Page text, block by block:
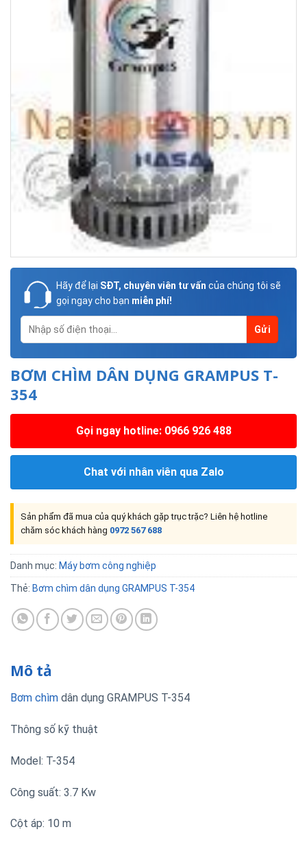
Hãy để lại SĐT, chuyên viên tư vấn của chúng tôi sẽ
gọi ngay cho bạn miễn phí!
BƠM CHÌM DÂN DỤNG GRAMPUS T-
354
Gọi ngay hotline: 0966 926 488
Chat với nhân viên qua Zalo
Sản phẩm đã mua của quý khách gặp trục trặc? Liên hệ hotline
chăm sóc khách hàng 0972 567 688
Danh mục: Máy bơm công nghiệp
Thẻ: Bơm chìm dân dụng GRAMPUS T-354
Mô tả
Bơm chìm dân dụng GRAMPUS T-354
Thông số kỹ thuật
Model: T-354
Công suất: 3.7 Kw
Cột áp: 10 m